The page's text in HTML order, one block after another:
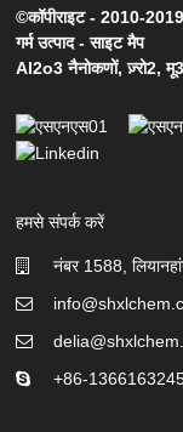
©कॉपीराइट - 2010-
गर्म उत्पाद-साइट मैप
Al2o3 नैनोकणों,ज़्रो2,मू3
हमसे संपर्क करें
नंबर 1588,
+86-